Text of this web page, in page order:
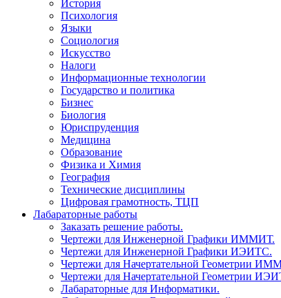
История
Психология
Языки
Социология
Искусство
Налоги
Информационные технологии
Государство и политика
Бизнес
Биология
Юриспруденция
Медицина
Образование
Физика и Химия
География
Технические дисциплины
Цифровая грамотность, ТЦП
Лабараторные работы
Заказать решение работы.
Чертежи для Инженерной Графики ИММИТ.
Чертежи для Инженерной Графики ИЭИТС.
Чертежи для Начертательной Геометрии
Чертежи для Начертательной Геометрии
Лабараторные для Информатики.